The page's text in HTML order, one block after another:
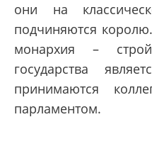
они на
подчиняются
монархия –
государства
принимаются
парламентом.